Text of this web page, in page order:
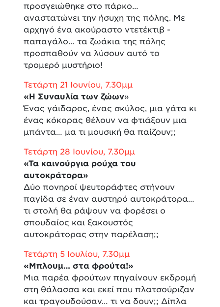
προσγειώθηκε στο πάρκο…
αναστατώνει την ήσυχη της πόλης. Με
αρχηγό ένα ακούραστο ντετέκτιβ -
παπαγάλο… τα ζωάκια της πόλης
προσπαθούν να λύσουν αυτό το
τρομερό μυστήριο!
Τετάρτη 21 Ιουνίου, 7.30μμ
«Η Συναυλία των ζώων»
Ένας γάιδαρος, ένας σκύλος, μια γάτα κι
ένας κόκορας θέλουν να φτιάξουν μια
μπάντα… μα τι μουσική θα παίζουν;;
Τετάρτη 28 Ιουνίου, 7.30μμ
«Τα καινούργια ρούχα του
αυτοκράτορα»
Δύο πονηροί ψευτοράφτες στήνουν
παγίδα σε έναν αυστηρό αυτοκράτορα…
τι στολή θα ράψουν να φορέσει ο
σπουδαίος και ξακουστός
αυτοκράτορας στην παρέλαση;;
Τετάρτη 5 Ιουλίου, 7.30μμ
«Μπλουμ… στα φρούτα!»
Μια παρέα φρούτων πηγαίνουν εκδρομή
στη θάλασσα και εκεί που πλατσούριζαν
και τραγουδούσαν… τι να δουν;; Δίπλα